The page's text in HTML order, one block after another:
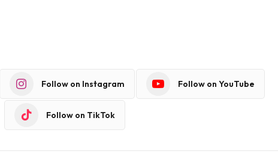
Follow on Instagram Follow on YouTube
Follow on TikTok